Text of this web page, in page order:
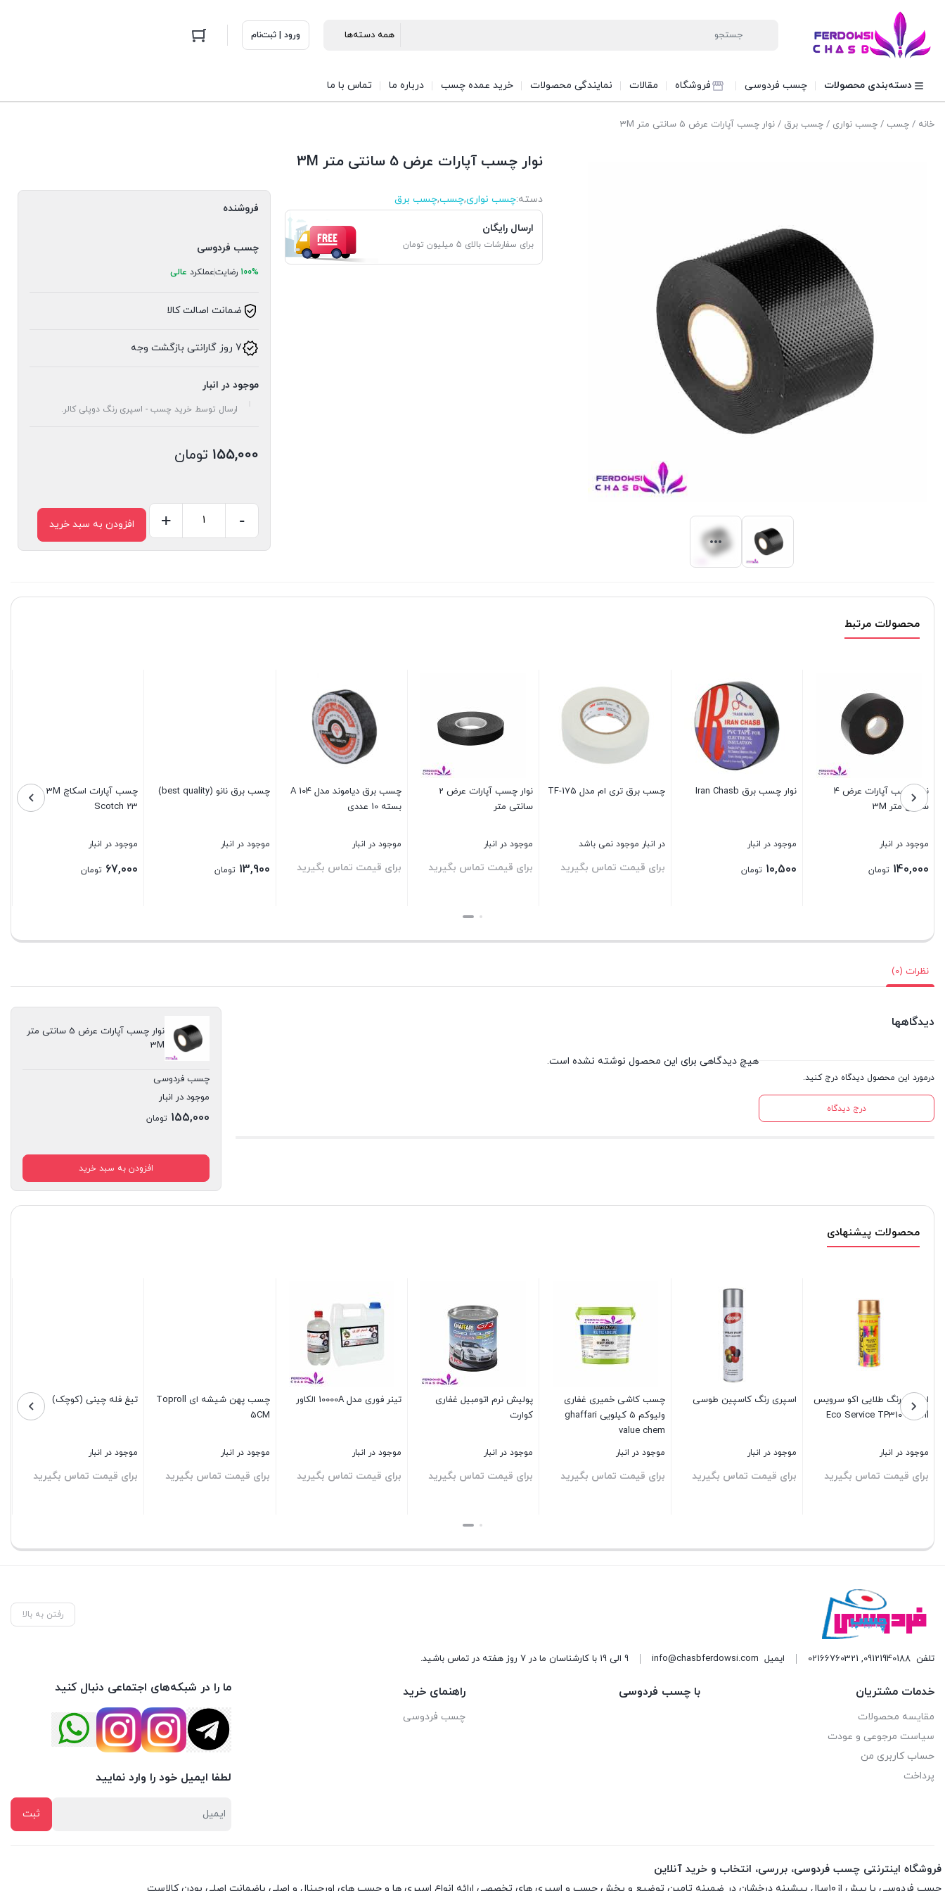
ورود | ثبت‌نام
دسته‌بندی محصولات چسب فردوسی فروشگاه مقالات نمایندگی محصولات خرید عمده چسب درباره ما تماس با ما
خانه / چسب / چسب نواری / چسب برق / نوار چسب آپارات عرض 5 سانتی متر 3M
نوار چسب آپارات عرض 5 سانتی متر 3M
دسته:چسب نواری,چسب,چسب برق
ارسال رایگان
برای سفارشات بالای 5 میلیون تومان
فروشنده
چسب فردوسی
100% رضایتعملکرد عالی
ضمانت اصالت کالا
7 روز گارانتی بازگشت وجه
موجود در انبار
ارسال توسط خرید چسب - اسپری رنگ دوپلی کالر.
155,000 تومان
چسب
-
+ افزودن به سبد خرید
محصولات مرتبط
نوار چسب آپارات عرض 4
سانتی متر 3M
موجود در انبار
140,000 تومان
نوار چسب برق Iran Chasb
موجود در انبار
10,500 تومان
چسب برق تری ام مدل TF-175
در انبار موجود نمی باشد
برای قیمت تماس بگیرید
نوار چسب آپارات عرض 2
سانتی متر
موجود در انبار
برای قیمت تماس بگیرید
چسب برق دیاموند مدل A 104
بسته 10 عددی
موجود در انبار
برای قیمت تماس بگیرید
چسب برق نانو (best quality)
موجود در انبار
13,900 تومان
چسب آپارات اسکاچ 3M
Scotch 23
موجود در انبار
67,000 تومان
نظرات (0)
دیدگاهها
درمورد این محصول دیدگاه درج کنید.
درج دیدگاه
هیچ دیدگاهی برای این محصول نوشته نشده است.
نوار چسب آپارات عرض 5 سانتی متر
3M
چسب فردوسی
موجود در انبار
155,000 تومان
افزودن به سبد خرید
محصولات پیشنهادی
اسپری رنگ طلایی اکو سرویس
Eco Service TP310 400ml
موجود در انبار
برای قیمت تماس بگیرید
اسپری رنگ کاسپین طوسی
موجود در انبار
برای قیمت تماس بگیرید
چسب کاشی خمیری غفاری
ولیوکم 5 کیلویی ghaffari
value chem
موجود در انبار
برای قیمت تماس بگیرید
پولیش نرم اتومبیل غفاری
کوارت
موجود در انبار
برای قیمت تماس بگیرید
تینر فوری مدل 10000A الکاور
موجود در انبار
برای قیمت تماس بگیرید
چسب پهن شیشه ای Toproll
5CM
موجود در انبار
برای قیمت تماس بگیرید
تیغ فله چینی (کوچک)
موجود در انبار
برای قیمت تماس بگیرید
رفتن به بالا
تلفن 09121940188
,
02166760321 ایمیل info@chasbferdowsi.com 9 الی 19 با کارشناسان ما در 7 روز هفته در تماس باشید.
خدمات مشتریان
مقایسه محصولات
سیاست مرجوعی و عودت
حساب کاربری من
پرداخت
با چسب فردوسی راهنمای خرید
چسب فردوسی
ما را در شبکه‌های اجتماعی دنبال کنید
لطفا ایمیل خود را وارد نمایید
فروشگاه اینترنتی چسب فردوسی، بررسی، انتخاب و خرید آنلاین